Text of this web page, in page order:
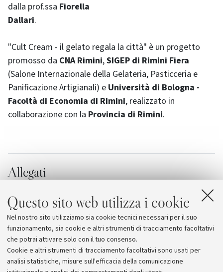
Questo sito web utilizza i cookie
Nel nostro sito utilizziamo sia cookie tecnici necessari per il suo
funzionamento, sia cookie e altri strumenti di tracciamento facoltativi
che potrai attivare solo con il tuo consenso.
Cookie e altri strumenti di tracciamento facoltativi sono usati per
analisi statistiche, misure sull'efficacia della comunicazione
dalla prof.ssa Fiorella
Dallari.
"Cult Cream - il gelato regala la città" è un progetto
promosso da CNA Rimini,SIGEP di Rimini Fiera
(Salone Internazionale della Gelateria, Pasticceria e
Panificazione Artigianali) e Università di Bologna -
Facoltà di Economia di Rimini, realizzato in
collaborazione con la Provincia di Rimini.
Allegati
Informazioni[3.0 MB]
Facoltà di Economia-Rimini - Cult Cream